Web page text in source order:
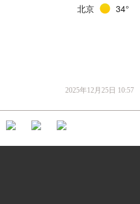
北京 34°
2025年12月25日 10:57